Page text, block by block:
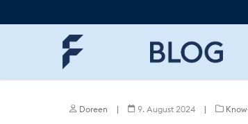
Doreen 9. August 2024